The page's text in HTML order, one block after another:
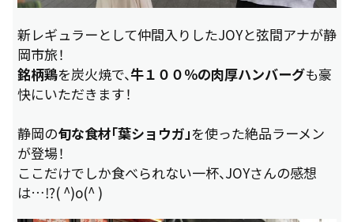
新レギュラーとして仲間入りしたJOYと弦間アナが静
岡市旅！
銘柄鶏を炭火焼で、牛１００％の肉厚ハンバーグも豪
快にいただきます！
静岡の旬な食材「葉ショウガ」を使った絶品ラーメン
が登場！
ここだけでしか食べられない一杯、JOYさんの感想
は…⁉( ^)o(^ )